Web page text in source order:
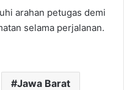
arahan petugas demi
selama perjalanan.
Jawa Barat